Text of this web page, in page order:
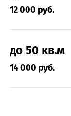
12 000 руб.
до 50 кв.м
14 000 руб.